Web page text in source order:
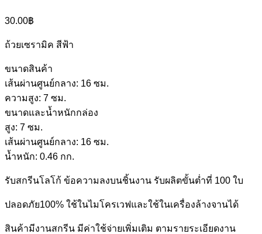
30.00฿
ถ้วยเซรามิค สีฟ้า
ขนาดสินค้า
เส้นผ่านศูนย์กลาง: 16 ซม.
ความสูง: 7 ซม.
ขนาดและน้ำหนักกล่อง
สูง: 7 ซม.
เส้นผ่านศูนย์กลาง: 16 ซม.
น้ำหนัก: 0.46 กก.
รับสกรีนโลโก้ ข้อความลงบนชิ้นงาน รับผลิตขั้นต่ำที่ 100 ใบ
ปลอดภัย100% ใช้ในไมโครเวฟและใช้ในเครื่องล้างจานได้
สินค้ามีงานสกรีน มีค่าใช้จ่ายเพิ่มเติม ตามรายระเอียดงาน